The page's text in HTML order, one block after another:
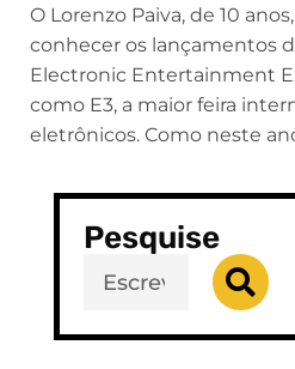
O Lorenzo Paiva, de 10
conhecer os lançamentos
Electronic Entertainment
como E3, a maior feira
eletrônicos. Como neste
Pesquise